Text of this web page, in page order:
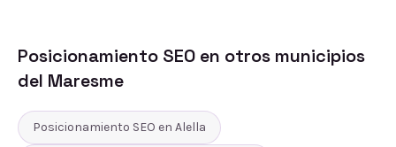
Posicionamiento SEO en otros municipios
del Maresme
Posicionamiento SEO en Alella